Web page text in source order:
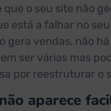
que o seu site não
está a falhar no
gera vendas, não
ser várias mas
por reestruturar o
aparece